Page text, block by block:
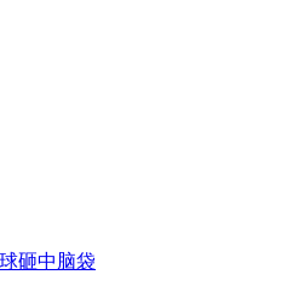
窜
砸中脑袋